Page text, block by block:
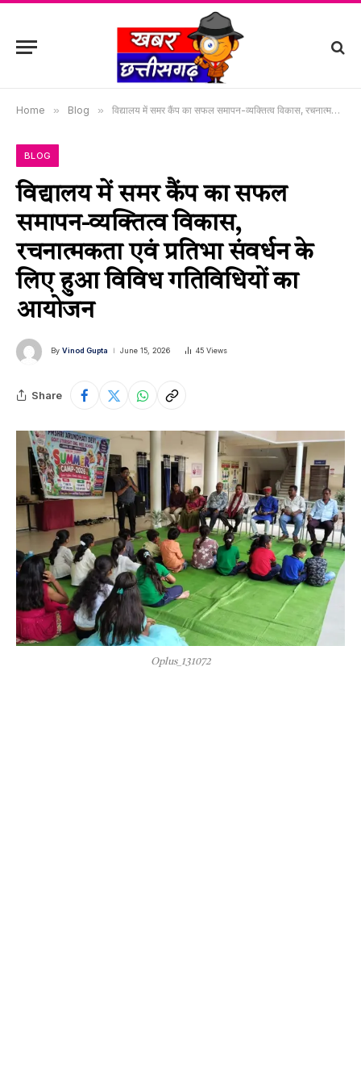
Home » Blog » विद्यालय में समर कैंप का सफल समापन-व्यक्तित्व विकास, रचनात्मकता एवं प्रतिभा संवर्धन के लिए हुआ विविध गतिविधियों का आयोजन
BLOG
विद्यालय में समर कैंप का सफल
समापन-व्यक्तित्व विकास,
रचनात्मकता एवं प्रतिभा संवर्धन के
लिए हुआ विविध गतिविधियों का
आयोजन
By Vinod Gupta June 15, 2026 45 Views
Share
Oplus_131072